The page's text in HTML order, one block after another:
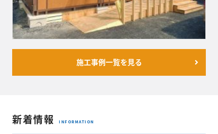
施工事例一覧を見る
新着情報 INFORMATION